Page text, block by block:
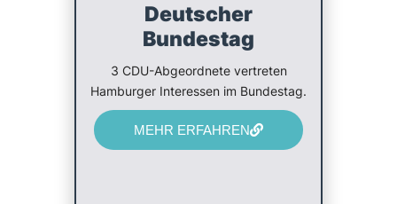
Deutscher
Bundestag
3 CDU-Abgeordnete vertreten
Hamburger Interessen im Bundestag.
MEHR ERFAHREN